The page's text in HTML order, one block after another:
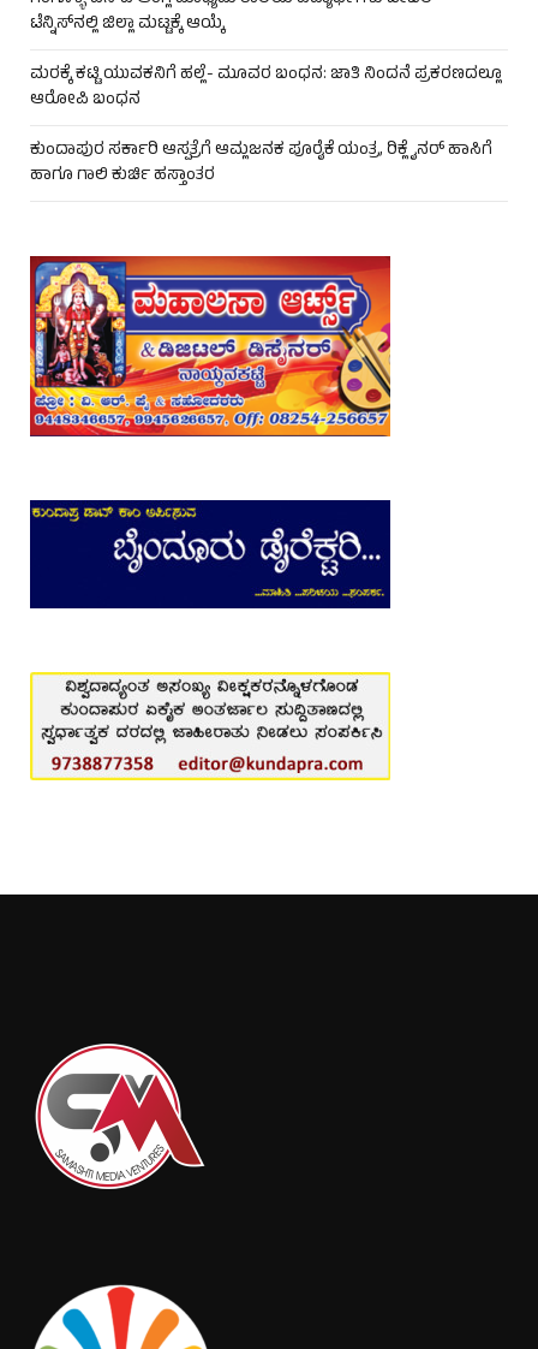
ಟೆನ್ನಿಸ್‌ನಲ್ಲಿ ಜಿಲ್ಲಾ ಮಟ್ಟಕ್ಕೆ ಆಯ್ಕೆ
ಮರಕ್ಕೆ ಕಟ್ಟಿ ಯುವಕನಿಗೆ ಹಲ್ಲೆ- ಮೂವರ ಬಂಧನ: ಜಾತಿ ನಿಂದನೆ ಪ್ರಕರಣದಲ್ಲೂ
ಆರೋಪಿ ಬಂಧನ
ಕುಂದಾಪುರ ಸರ್ಕಾರಿ ಆಸ್ಪತ್ರೆಗೆ ಆಮ್ಲಜನಕ ಪೂರೈಕೆ ಯಂತ್ರ, ರಿಕ್ಲೈನರ್ ಹಾಸಿಗೆ
ಹಾಗೂ ಗಾಲಿ ಕುರ್ಚಿ ಹಸ್ತಾಂತರ